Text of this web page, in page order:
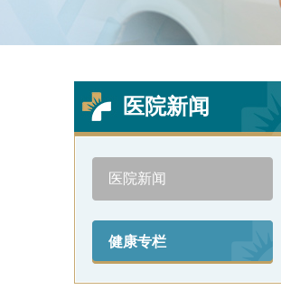
医院新闻
医院新闻
健康专栏